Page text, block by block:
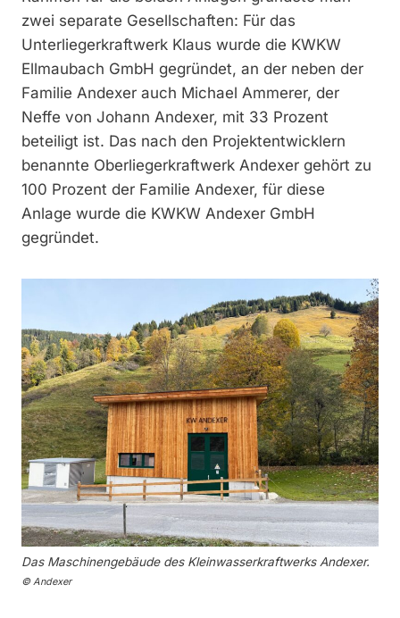
zwei separate Gesellschaften: Für das
Unterliegerkraftwerk Klaus wurde die KWKW
Ellmaubach GmbH gegründet, an der neben der
Familie Andexer auch Michael Ammerer, der
Neffe von Johann Andexer, mit 33 Prozent
beteiligt ist. Das nach den Projektentwicklern
benannte Oberliegerkraftwerk Andexer gehört zu
100 Prozent der Familie Andexer, für diese
Anlage wurde die KWKW Andexer GmbH
gegründet.
Das Maschinengebäude des Kleinwasserkraftwerks Andexer.
© Andexer